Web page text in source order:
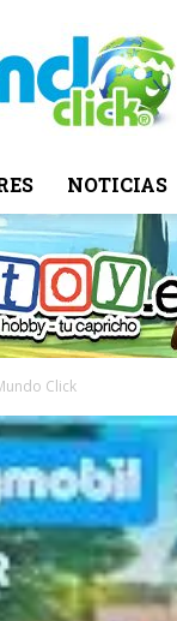
El
Click
NOTICIAS
Click